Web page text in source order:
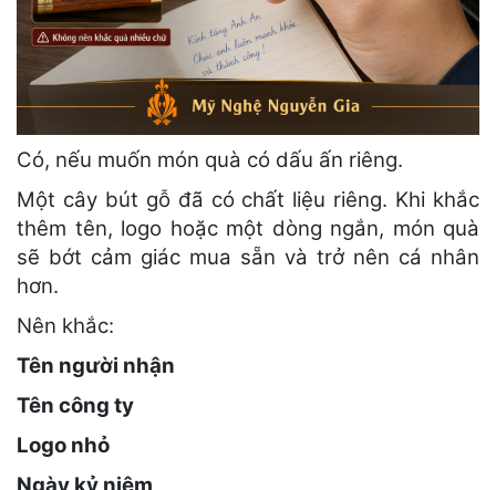
Có, nếu muốn món quà có dấu ấn riêng.
Một cây bút gỗ đã có chất liệu riêng. Khi khắc
thêm tên, logo hoặc một dòng ngắn, món quà
sẽ bớt cảm giác mua sẵn và trở nên cá nhân
hơn.
Nên khắc:
Tên người nhận
Tên công ty
Logo nhỏ